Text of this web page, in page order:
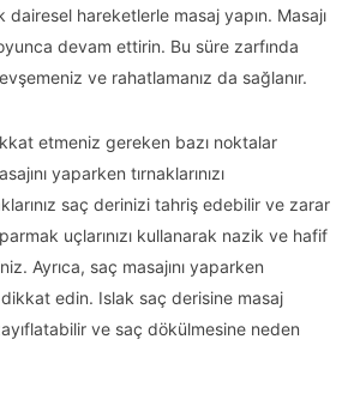
hareketlerle masaj yapın. Masajı
devam ettirin. Bu süre zarfında
ve rahatlamanız da sağlanır.
etmeniz gereken bazı noktalar
yaparken tırnaklarınızı
saç derinizi tahriş edebilir ve zarar
uçlarınızı kullanarak nazik ve hafif
Ayrıca, saç masajını yaparken
dikkat edin. Islak saç derisine masaj
ve saç dökülmesine neden